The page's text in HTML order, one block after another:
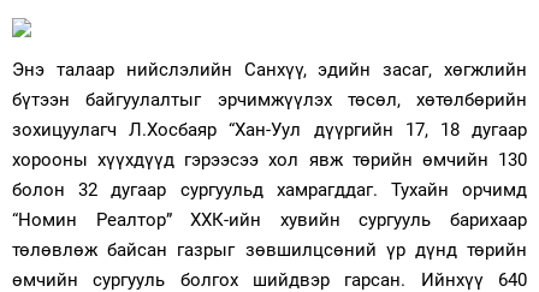
Энэ талаар нийслэлийн Санхүү, эдийн засаг, хөгжлийн
бүтээн байгуулалтыг эрчимжүүлэх төсөл, хөтөлбөрийн
зохицуулагч Л.Хосбаяр “Хан-Уул дүүргийн 17, 18 дугаар
хорооны хүүхдүүд гэрээсээ хол явж төрийн өмчийн 130
болон 32 дугаар сургуульд хамрагддаг. Тухайн орчимд
“Номин Реалтор” ХХК-ийн хувийн сургууль барихаар
төлөвлөж байсан газрыг зөвшилцсөний үр дүнд төрийн
өмчийн сургууль болгох шийдвэр гарсан. Ийнхүү 640